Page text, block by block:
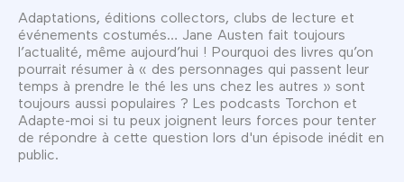
Adaptations, éditions collectors, clubs de lecture et
événements costumés… Jane Austen fait toujours
l’actualité, même aujourd’hui ! Pourquoi des livres qu’on
pourrait résumer à « des personnages qui passent leur
temps à prendre le thé les uns chez les autres » sont
toujours aussi populaires ? Les podcasts Torchon et
Adapte-moi si tu peux joignent leurs forces pour tenter
de répondre à cette question lors d'un épisode inédit en
public.